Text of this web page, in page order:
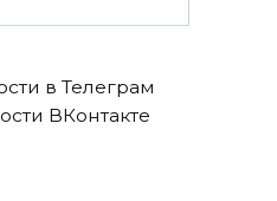
в Телеграм
ВКонтакте